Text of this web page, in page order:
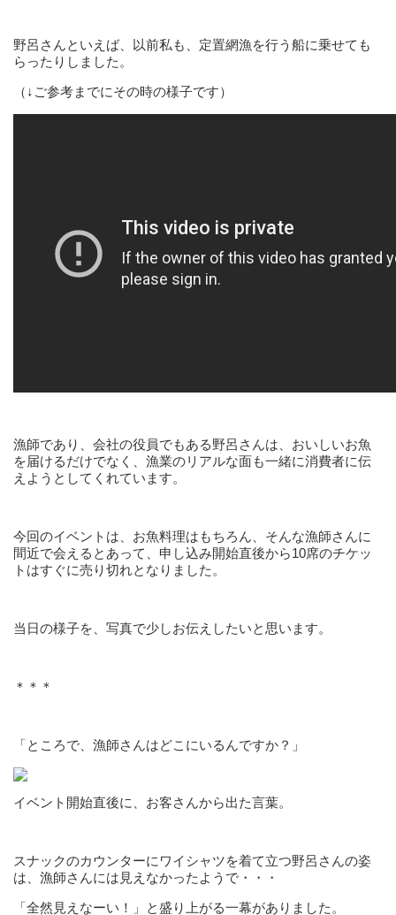
野呂さんといえば、以前私も、定置網漁を行う船に乗せても
らったりしました。
（↓ご参考までにその時の様子です）
漁師であり、会社の役員でもある野呂さんは、おいしいお魚
を届けるだけでなく、漁業のリアルな面も一緒に消費者に伝
えようとしてくれています。
今回のイベントは、お魚料理はもちろん、そんな漁師さんに
間近で会えるとあって、申し込み開始直後から10席のチケッ
トはすぐに売り切れとなりました。
当日の様子を、写真で少しお伝えしたいと思います。
＊＊＊
「ところで、漁師さんはどこにいるんですか？」
イベント開始直後に、お客さんから出た言葉。
スナックのカウンターにワイシャツを着て立つ野呂さんの姿
は、漁師さんには見えなかったようで・・・
「全然見えなーい！」と盛り上がる一幕がありました。